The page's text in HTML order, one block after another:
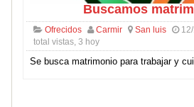
Buscamos
Ofrecidos Carmir San luis 12/
total vistas, 3 hoy
Se busca matrimonio para trabajar y